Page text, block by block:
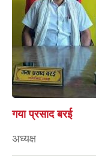
गया प्रसाद बरई
अध्यक्ष